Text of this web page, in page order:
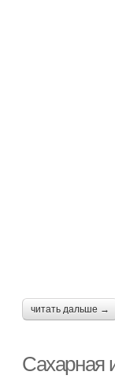
читать дальше →
Сахарная